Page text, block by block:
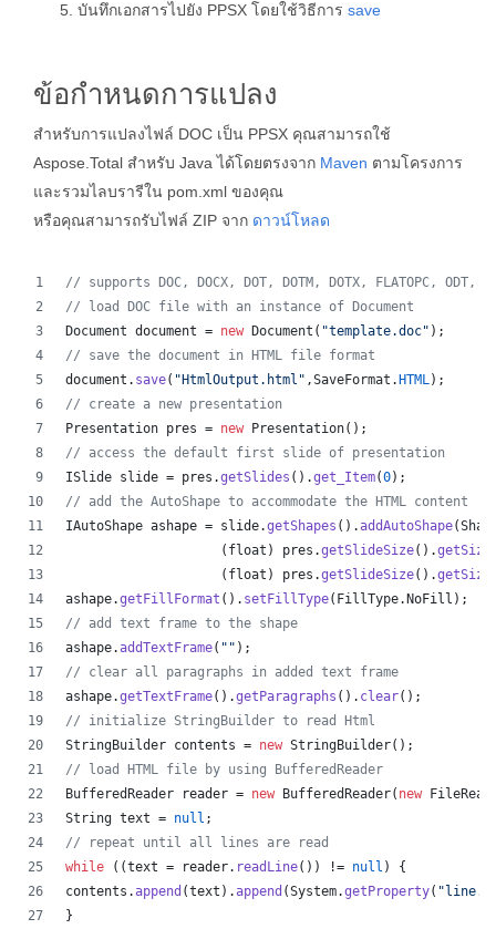
บันทึกเอกสารไปยัง PPSX โดยใช้วิธีการ save
ข้อกำหนดการแปลง
สำหรับการแปลงไฟล์ DOC เป็น PPSX คุณสามารถใช้
Aspose.Total สำหรับ Java ได้โดยตรงจาก Maven ตามโครงการ
และรวมไลบรารีใน pom.xml ของคุณ
หรือคุณสามารถรับไฟล์ ZIP จาก ดาวน์โหลด
// supports DOC, DOCX, DOT, DOTM, DOTX, FLATOPC,
// load DOC file with an instance of Document
Document document = new Document ( "template.doc" );
// save the document in HTML file format
document . save( "HtmlOutput.html" ,SaveFormat . HTML);
// create a new presentation
Presentation pres = new Presentation();
// access the default first slide of presentation
ISlide slide = pres .getSlides ().get_Item(0);
// add the AutoShape to accommodate the HTML content
IAutoShape ashape = slide.getShapes ().addAutoShape(
                    (
float ) pres .getSlideSize().getSize
                    (
float ) pres .getSlideSize().getSize
ashape.getFillFormat (). setFillType( FillType. NoFill );
// add text frame to the shape
ashape.addTextFrame( "" );
// clear all paragraphs in added text frame
ashape.getTextFrame().getParagraphs (). clear();
// initialize StringBuilder to read Html
StringBuilder contents = new StringBuilder();
// load HTML file by using BufferedReader
BufferedReader
reader = new BufferedReader( new
String text = null ;
// repeat until all lines are read
while ((text = reader. readLine()) != null ) {
contents .append (text ).append (System.getProperty(
}